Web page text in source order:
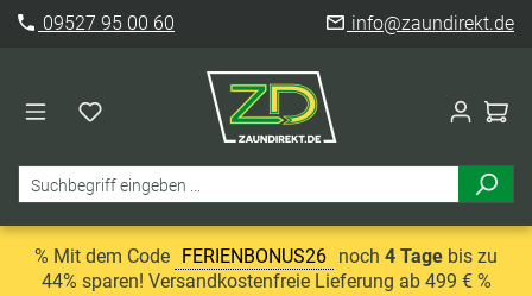
09527 95 00 60 info@zaundirekt.de
% Mit dem Code FERIENBONUS26 noch 4 Tage bis zu
44% sparen! Versandkostenfreie Lieferung ab 499 € %